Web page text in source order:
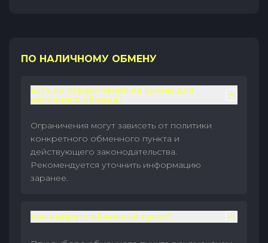
ПО НАЛИЧНОМУ ОБМЕНУ
Есть ли ограничения на суммы для
наличного обмена?
Ограничения могут зависеть от политики
конкретного обменного пункта и
действующего законодательства.
Рекомендуется уточнить информацию
заранее.
Как выбрать обменный пункт?